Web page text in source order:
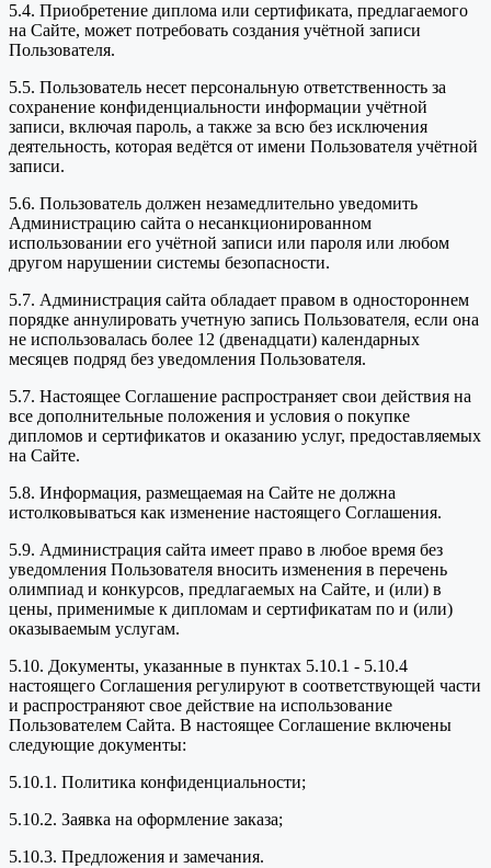
5.4. Приобретение диплома или сертификата, предлагаемого
на Сайте, может потребовать создания учётной записи
Пользователя.
5.5. Пользователь несет персональную ответственность за
сохранение конфиденциальности информации учётной
записи, включая пароль, а также за всю без исключения
деятельность, которая ведётся от имени Пользователя учётной
записи.
5.6. Пользователь должен незамедлительно уведомить
Администрацию сайта о несанкционированном
использовании его учётной записи или пароля или любом
другом нарушении системы безопасности.
5.7. Администрация сайта обладает правом в одностороннем
порядке аннулировать учетную запись Пользователя, если она
не использовалась более 12 (двенадцати) календарных
месяцев подряд без уведомления Пользователя.
5.7. Настоящее Соглашение распространяет свои действия на
все дополнительные положения и условия о покупке
дипломов и сертификатов и оказанию услуг, предоставляемых
на Сайте.
5.8. Информация, размещаемая на Сайте не должна
истолковываться как изменение настоящего Соглашения.
5.9. Администрация сайта имеет право в любое время без
уведомления Пользователя вносить изменения в перечень
олимпиад и конкурсов, предлагаемых на Сайте, и (или) в
цены, применимые к дипломам и сертификатам по и (или)
оказываемым услугам.
5.10. Документы, указанные в пунктах 5.10.1 - 5.10.4
настоящего Соглашения регулируют в соответствующей части
и распространяют свое действие на использование
Пользователем Сайта. В настоящее Соглашение включены
следующие документы:
5.10.1. Политика конфиденциальности;
5.10.2. Заявка на оформление заказа;
5.10.3. Предложения и замечания.